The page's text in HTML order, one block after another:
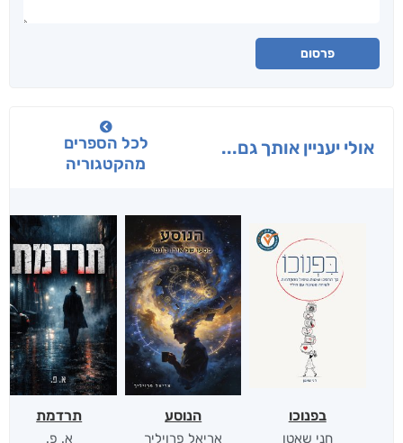
פרסום
אולי יעניין אותך גם...
לכל הספרים
מהקטגוריה
בפנוכו
חני שאטן
הנוסע
אריאל פרויליך
תרדמת
א. פ.